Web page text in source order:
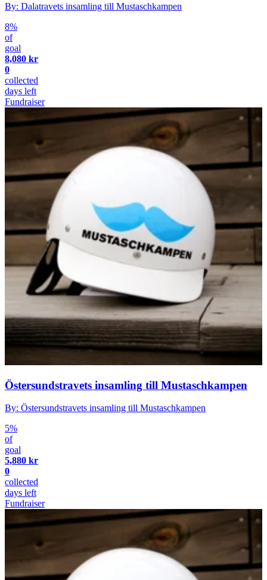
By: Dalatravets insamling till Mustaschkampen
8%
of
goal
8,080 kr
0
collected
days left
Fundraiser
Östersundstravets insamling till Mustaschkampen
By: Östersundstravets insamling till Mustaschkampen
5%
of
goal
5,880 kr
0
collected
days left
Fundraiser